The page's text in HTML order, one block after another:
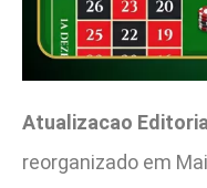
Atualizacao
reorganizado em